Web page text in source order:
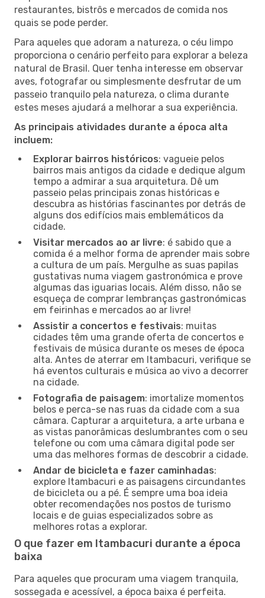
restaurantes, bistrôs e mercados de comida nos
quais se pode perder.
Para aqueles que adoram a natureza, o céu limpo
proporciona o cenário perfeito para explorar a beleza
natural de Brasil. Quer tenha interesse em observar
aves, fotografar ou simplesmente desfrutar de um
passeio tranquilo pela natureza, o clima durante
estes meses ajudará a melhorar a sua experiência.
As principais atividades durante a época alta
incluem:
Explorar bairros históricos: vagueie pelos
bairros mais antigos da cidade e dedique algum
tempo a admirar a sua arquitetura. Dê um
passeio pelas principais zonas históricas e
descubra as histórias fascinantes por detrás de
alguns dos edifícios mais emblemáticos da
cidade.
Visitar mercados ao ar livre: é sabido que a
comida é a melhor forma de aprender mais sobre
a cultura de um país. Mergulhe as suas papilas
gustativas numa viagem gastronómica e prove
algumas das iguarias locais. Além disso, não se
esqueça de comprar lembranças gastronómicas
em feirinhas e mercados ao ar livre!
Assistir a concertos e festivais: muitas
cidades têm uma grande oferta de concertos e
festivais de música durante os meses de época
alta. Antes de aterrar em Itambacuri, verifique se
há eventos culturais e música ao vivo a decorrer
na cidade.
Fotografia de paisagem: imortalize momentos
belos e perca-se nas ruas da cidade com a sua
câmara. Capturar a arquitetura, a arte urbana e
as vistas panorâmicas deslumbrantes com o seu
telefone ou com uma câmara digital pode ser
uma das melhores formas de descobrir a cidade.
Andar de bicicleta e fazer caminhadas:
explore Itambacuri e as paisagens circundantes
de bicicleta ou a pé. É sempre uma boa ideia
obter recomendações nos postos de turismo
locais e de guias especializados sobre as
melhores rotas a explorar.
O que fazer em Itambacuri durante a época
baixa
Para aqueles que procuram uma viagem tranquila,
sossegada e acessível, a época baixa é perfeita.